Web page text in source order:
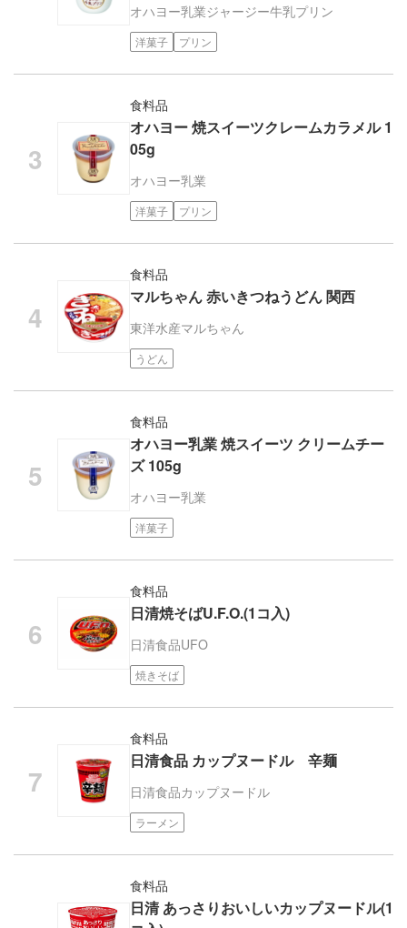
オハヨー乳業ジャージー牛乳プリン
洋菓子 プリン
食料品
オハヨー 焼スイーツクレームカラメル 1
05g
オハヨー乳業
洋菓子 プリン
食料品
マルちゃん 赤いきつねうどん 関西
東洋水産マルちゃん
うどん
食料品
オハヨー乳業 焼スイーツ クリームチー
ズ 105g
オハヨー乳業
洋菓子
食料品
日清焼そばU.F.O.(1コ入)
日清食品UFO
焼きそば
食料品
日清食品 カップヌードル 辛麺
日清食品カップヌードル
ラーメン
食料品
日清 あっさりおいしいカップヌードル(1